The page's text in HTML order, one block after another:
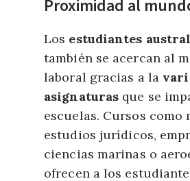
Proximidad al
Los estudiantes
también se acercan al
laboral gracias a la
asignaturas que se
escuelas. Cursos como
estudios jurídicos,
ciencias marinas o
ofrecen a los